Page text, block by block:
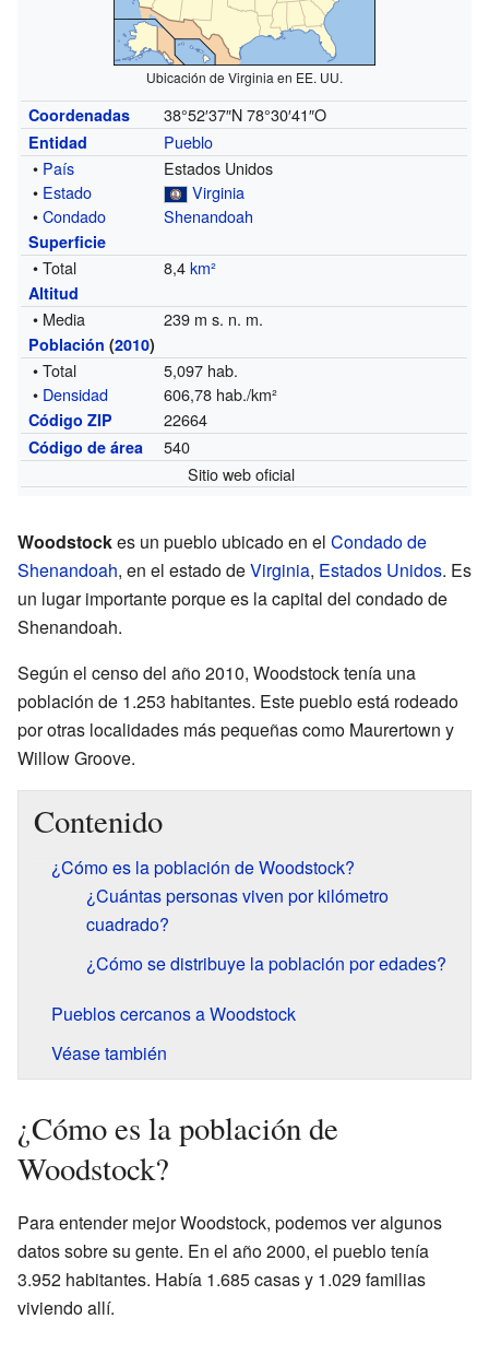
Ubicación de Virginia en EE. UU.
Coordenadas 38°52′37″N 78°30′41″O
Entidad
Pueblo
• País
Estados Unidos
• Estado
Virginia
•Condado Shenandoah
Superficie
• Total 8,4km²
Altitud
• Media 239 m s. n. m.
Población (2010)
• Total
5,097 hab.
• Densidad 606,78 hab./km²
Código ZIP 22664
Código de área
540
Sitio web oficial
Woodstockes un pueblo ubicado en el Condado de
Shenandoah, en el estado deVirginia, Estados Unidos. Es
un lugar importante porque es la capital del condado de
Shenandoah.
Según el censo del año 2010, Woodstock tenía una
población de 1.253 habitantes. Este pueblo está rodeado
por otras localidades más pequeñas como Maurertown y
Willow Groove.
Contenido
¿Cómo es la población de Woodstock?
¿Cuántas personas viven por kilómetro
cuadrado?
¿Cómo se distribuye la población por edades?
Pueblos cercanos a Woodstock
Véase también
¿Cómo es la población de
Woodstock?
Para entender mejor Woodstock, podemos ver algunos
datos sobre su gente. En el año 2000, el pueblo tenía
3.952 habitantes. Había 1.685 casas y 1.029 familias
viviendo allí.